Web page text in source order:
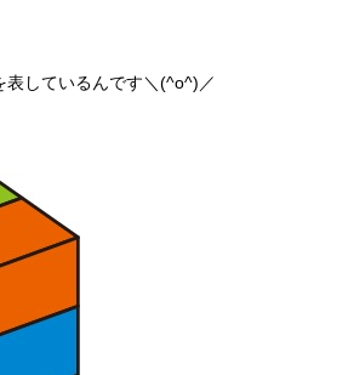
表しているんです＼(^o^)／